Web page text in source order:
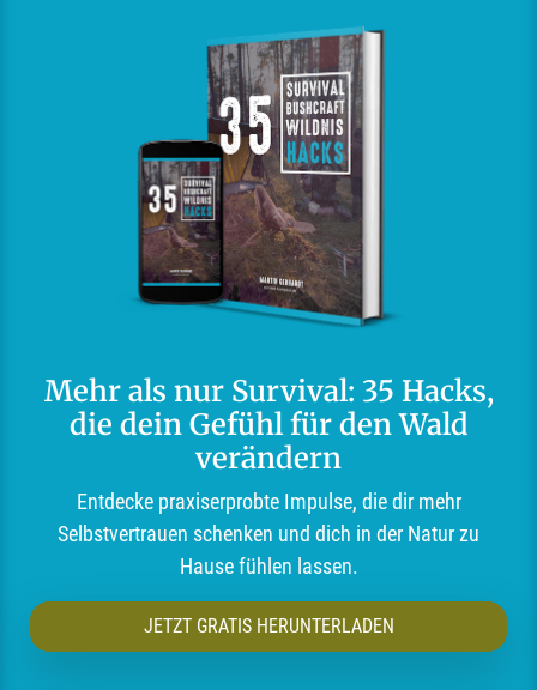
Mehr als nur Survival: 35 Hacks,
die dein Gefühl für den Wald
verändern
Entdecke praxiserprobte Impulse, die dir mehr
Selbstvertrauen schenken und dich in der Natur zu
Hause fühlen lassen.
JETZT GRATIS HERUNTERLADEN